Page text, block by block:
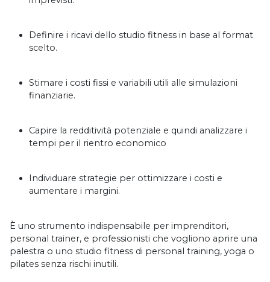
Definire i ricavi dello studio fitness in base al format
scelto.
Stimare i costi fissi e variabili utili alle simulazioni
finanziarie.
Capire la redditività potenziale e quindi analizzare i
tempi per il rientro economico
Individuare strategie per ottimizzare i costi e
aumentare i margini.
È uno strumento indispensabile per imprenditori,
personal trainer, e professionisti che vogliono aprire una
palestra o uno studio fitness di personal training, yoga o
pilates senza rischi inutili.